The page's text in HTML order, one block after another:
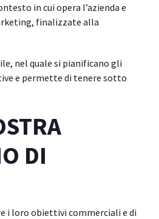
in cui opera l’azienda e
finalizzate alla
nel quale si pianificano gli
e permette di tenere sotto
DI
i loro obiettivi commerciali e di